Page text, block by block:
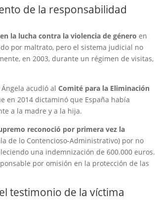
de la responsabilidad
la lucha contra la violencia de género en
por maltrato, pero el sistema judicial no
en 2003, durante un régimen de visitas,
Ángela acudió alComité para la Eliminación
en 2014 dictaminó que España había
a la madre y a la hija.
reconoció por primera vez la
de lo Contencioso-Administrativo) por no
una indemnización de 600.000 euros.
por omisión en la protección de las
testimonio de la víctima